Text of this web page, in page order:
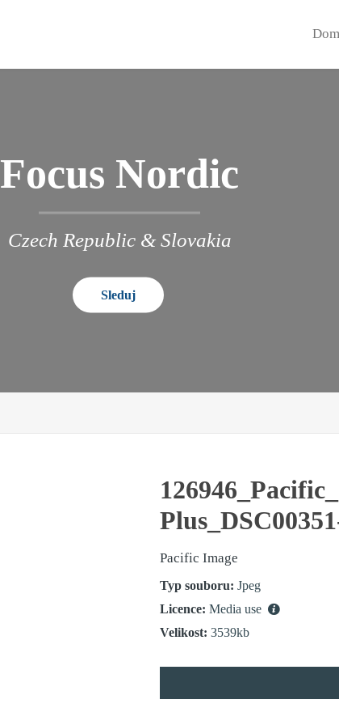
Focus Nordic
Czech Republic & Slovakia
Sleduj
Pacific Image
Typ souboru: Jpeg
Licence: Media use
Velikost: 3539kb